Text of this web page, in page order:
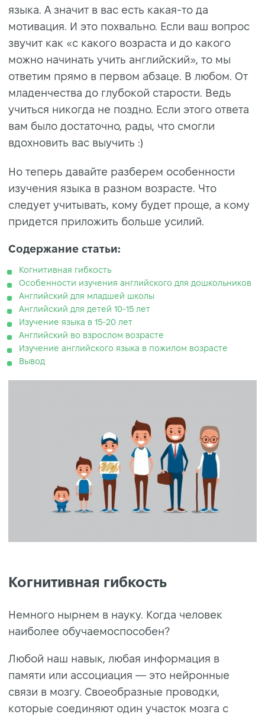
языка. А значит в вас есть какая-то да
мотивация. И это похвально. Если ваш вопрос
звучит как «с какого возраста и до какого
можно начинать учить английский», то мы
ответим прямо в первом абзаце. В любом. От
младенчества до глубокой старости. Ведь
учиться никогда не поздно. Если этого ответа
вам было достаточно, рады, что смогли
вдохновить вас выучить :)
Но теперь давайте разберем особенности
изучения языка в разном возрасте. Что
следует учитывать, кому будет проще, а кому
придется приложить больше усилий.
Содержание статьи:
Когнитивная гибкость
Особенности изучения английского для дошкольников
Английский для младшей школы
Английский для детей 10-15 лет
Изучение языка в 15-20 лет
Английский во взрослом возрасте
Изучение английского языка в пожилом возрасте
Вывод
Когнитивная гибкость
Немного нырнем в науку. Когда человек
наиболее обучаемоспособен?
Любой наш навык, любая информация в
памяти или ассоциация — это нейронные
связи в мозгу. Своеобразные проводки,
которые соединяют один участок мозга с